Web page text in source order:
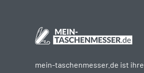
mein-taschenmesser.de ist ihre